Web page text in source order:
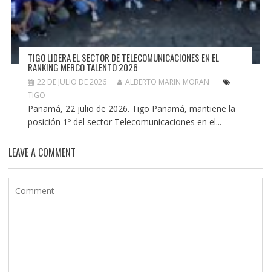
TIGO LIDERA EL SECTOR DE TELECOMUNICACIONES EN EL
RANKING MERCO TALENTO 2026
22 DE JULIO DE 2026
ALBERTO MARIN MORAN
TIGO
Panamá, 22 julio de 2026. Tigo Panamá, mantiene la
posición 1º del sector Telecomunicaciones en el...
LEAVE A COMMENT